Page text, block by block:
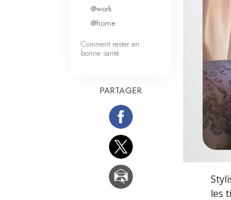
Qu’est-
les
@work
@home
Comment rester en
bonne santé
PARTAGER